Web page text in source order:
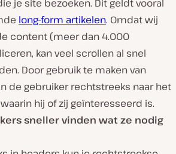
je site bezoeken. Dit geldt vooral
long-form artikelen. Omdat wij
content (meer dan 4.000
kan veel scrollen al snel
Door gebruik te maken van
de gebruiker rechtstreeks naar het
hij of zij geïnteresseerd is.
sneller vinden wat ze nodig